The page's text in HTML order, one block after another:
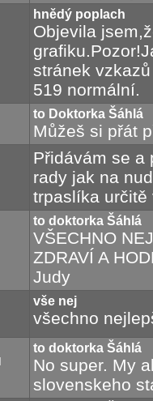
hnědý poplach
Objevila
stránek
519 normální.
to Doktorka Šáhlá
Můžeš si přát
Přidávám se a
rady jak na
trpaslíka určitě
to doktorka Šáhlá
VŠECHNO
ZDRAVÍ A
Judy
vše nej
všechno
to doktorka Šáhlá
No super. My
slovenskeho